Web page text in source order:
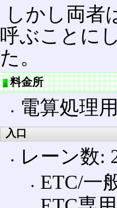
しかし両者
呼ぶことに
た。
料金所
電算処理
入口
レーン数:
ETC/一